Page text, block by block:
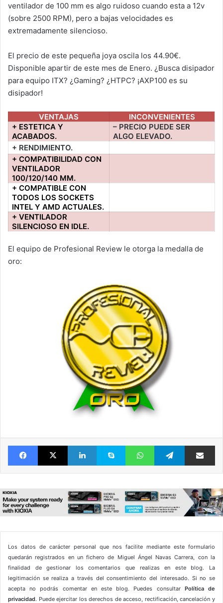
ventilador de 100 mm es algo ruidoso cuando esta a 12v
(sobre 2500 RPM), pero a bajas velocidades es
extremadamente silencioso.
El precio de este pequeña joya oscila los 44.90€.
Disponible apartir de este mes de Enero. ¿Busca disipador
para equipo ITX? ¿Gaming? ¿HTPC? ¡AXP100 es su
disipador!
VENTAJAS
INCONVENIENTES
+ ESTETICA Y
ACABADOS.
– PRECIO PUEDE SER
ALGO ELEVADO.
+ RENDIMIENTO.
+ COMPATIBILIDAD CON
VENTILADOR
100/120/140 MM.
+ COMPATIBLE CON
TODOS LOS SOCKETS
INTEL Y AMD ACTUALES.
+ VENTILADOR
SILENCIOSO EN IDLE.
El equipo de Profesional Review le otorga la medalla de
oro:
FacebookX LinkedIn Skype WhatsAppTelegram
Los datos de carácter personal que nos facilite mediante este formulario
quedarán registrados en un fichero de Miguel Ángel Navas Carrera, con la
finalidad de gestionar los comentarios que realizas en este blog. La
legitimación se realiza a través del consentimiento del interesado. Si no se
acepta no podrás comentar en este blog. Puedes consultar Política de
privacidad. Puede ejercitar los derechos de acceso, rectificación, cancelación y